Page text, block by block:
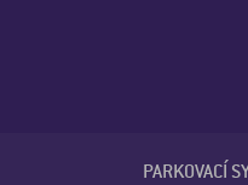
PARKOVACÍ